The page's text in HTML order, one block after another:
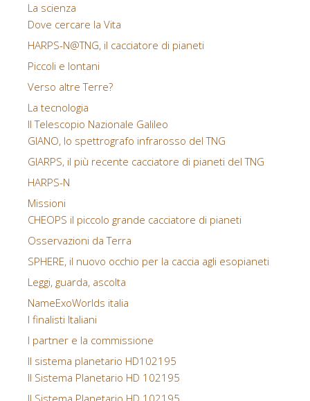
La scienza
Dove cercare la Vita
HARPS-N@TNG, il cacciatore di pianeti
Piccoli e lontani
Verso altre Terre?
La tecnologia
Il Telescopio Nazionale Galileo
GIANO, lo spettrografo infrarosso del TNG
GIARPS, il più recente cacciatore di pianeti del TNG
HARPS-N
Missioni
CHEOPS il piccolo grande cacciatore di pianeti
Osservazioni da Terra
SPHERE, il nuovo occhio per la caccia agli esopianeti
Leggi, guarda, ascolta
NameExoWorlds italia
I finalisti Italiani
I partner e la commissione
Il sistema planetario HD102195
Il Sistema Planetario HD 102195
Il Sistema Planetario HD 102195